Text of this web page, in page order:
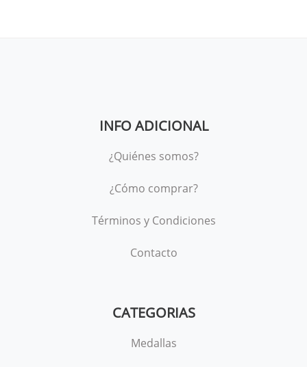
INFO ADICIONAL
¿Quiénes somos?
¿Cómo comprar?
Términos y Condiciones
Contacto
CATEGORIAS
Medallas